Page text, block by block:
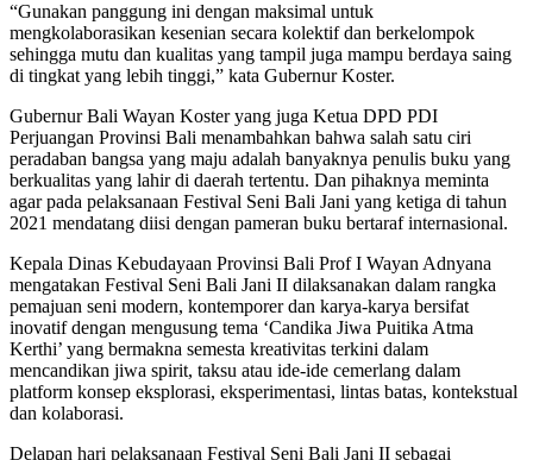
“Gunakan panggung ini dengan maksimal untuk
mengkolaborasikan kesenian secara kolektif dan berkelompok
sehingga mutu dan kualitas yang tampil juga mampu berdaya saing
di tingkat yang lebih tinggi,” kata Gubernur Koster.
Gubernur Bali Wayan Koster yang juga Ketua DPD PDI
Perjuangan Provinsi Bali menambahkan bahwa salah satu ciri
peradaban bangsa yang maju adalah banyaknya penulis buku yang
berkualitas yang lahir di daerah tertentu. Dan pihaknya meminta
agar pada pelaksanaan Festival Seni Bali Jani yang ketiga di tahun
2021 mendatang diisi dengan pameran buku bertaraf internasional.
Kepala Dinas Kebudayaan Provinsi Bali Prof I Wayan Adnyana
mengatakan Festival Seni Bali Jani II dilaksanakan dalam rangka
pemajuan seni modern, kontemporer dan karya-karya bersifat
inovatif dengan mengusung tema ‘Candika Jiwa Puitika Atma
Kerthi’ yang bermakna semesta kreativitas terkini dalam
mencandikan jiwa spirit, taksu atau ide-ide cemerlang dalam
platform konsep eksplorasi, eksperimentasi, lintas batas, kontekstual
dan kolaborasi.
Delapan hari pelaksanaan Festival Seni Bali Jani II sebagai